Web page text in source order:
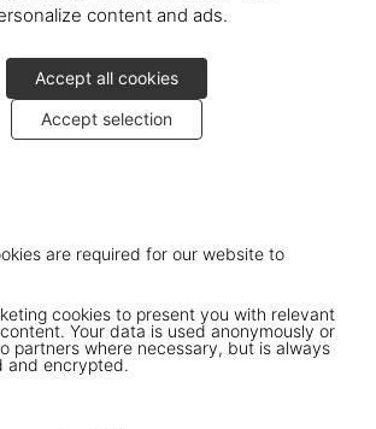
content and ads.
Accept all cookies
Accept selection
are required for our website to
cookies to present you with relevant
Your data is used anonymously or
partners where necessary, but is always
and encrypted.
1/9